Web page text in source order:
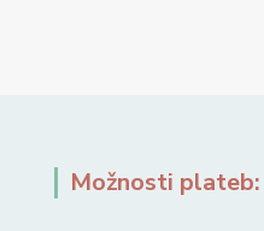
Možnosti plateb: